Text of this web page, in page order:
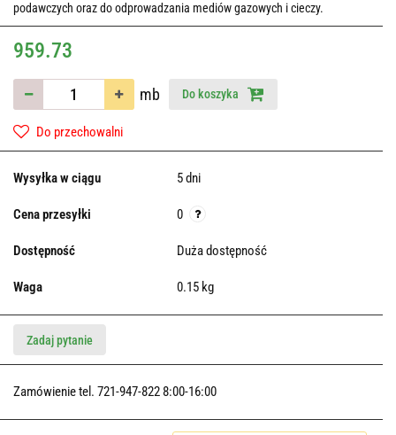
podawczych oraz do odprowadzania mediów gazowych i cieczy.
959.73
mb Do koszyka
Do przechowalni
Wysyłka w ciągu 5 dni
Cena przesyłki 0
Dostępność Duża dostępność
Waga 0.15 kg
Zadaj pytanie
Zamówienie tel. 721-947-822 8:00-16:00